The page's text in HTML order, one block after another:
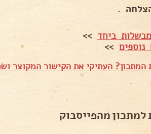
.
ביחד >>
נוספים>>
העתיקי את הקישור המקוצר
למתכון מהפייסבוק